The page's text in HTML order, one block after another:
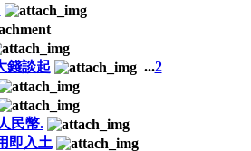
錢談起
...2
民幣.
即入土